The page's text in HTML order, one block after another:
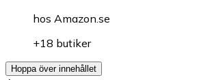
hos Amazon.se
+18 butiker
Hoppa över innehållet